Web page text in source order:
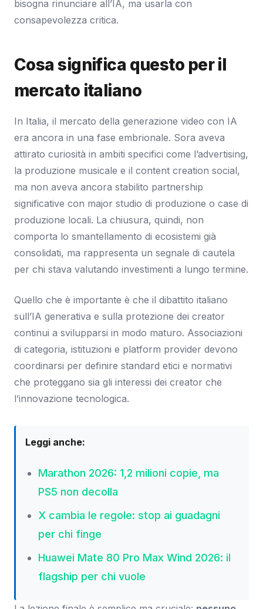
bisogna rinunciare all’IA, ma usarla con
consapevolezza critica.
Cosa significa questo per il
mercato italiano
In Italia, il mercato della generazione video con IA
era ancora in una fase embrionale. Sora aveva
attirato curiosità in ambiti specifici come l’advertising,
la produzione musicale e il content creation social,
ma non aveva ancora stabilito partnership
significative con major studio di produzione o case di
produzione locali. La chiusura, quindi, non
comporta lo smantellamento di ecosistemi già
consolidati, ma rappresenta un segnale di cautela
per chi stava valutando investimenti a lungo termine.
Quello che è importante è che il dibattito italiano
sull’IA generativa e sulla protezione dei creator
continui a svilupparsi in modo maturo. Associazioni
di categoria, istituzioni e platform provider devono
coordinarsi per definire standard etici e normativi
che proteggano sia gli interessi dei creator che
l’innovazione tecnologica.
Leggi anche:
Marathon 2026: 1,2 milioni copie, ma
PS5 non decolla
X cambia le regole: stop ai guadagni
per chi finge
Huawei Mate 80 Pro Max Wind 2026: il
flagship per chi vuole